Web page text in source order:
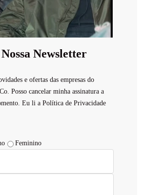
Newsletter
e ofertas das empresas do
Posso cancelar minha assinatura a
Eu li a Política de Privacidade
Feminino